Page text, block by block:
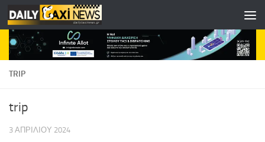
Skip to content
TRIP
trip
3 ΑΠΡΙΛΊΟΥ 2024